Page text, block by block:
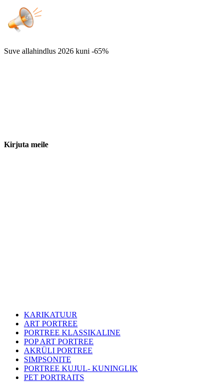
Suve allahindlus 2026 kuni -65%
Kirjuta meile
KARIKATUUR
ART PORTREE
PORTREE KLASSIKALINE
POP ART PORTREE
AKRÜLI PORTREE
SIMPSONITE
PORTREE KUJUL- KUNINGLIK
PET PORTRAITS